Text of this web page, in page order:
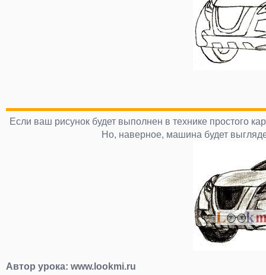
Если ваш рисунок будет выполнен в технике простого
Но, наверное, машина будет
Автор урока: www.lookmi.ru